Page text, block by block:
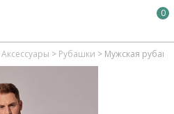
0
Аксессуары > Рубашки > Мужская